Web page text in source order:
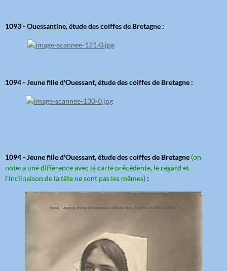
1093 - Ouessantine, étude des coiffes de Bretagne :
1094 - Jeune fille d'Ouessant, étude des coiffes de Bretagne :
1094 - Jeune fille d'Ouessant, étude des coiffes de Bretagne (on
notera une différence avec la carte précédente, le regard et
l'inclinaison de la tête ne sont pas les mêmes) :